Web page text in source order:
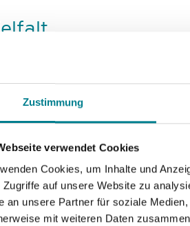
Zustimmung
verwendet Cookies
Cookies, um Inhalte und
Zugriffe auf unsere Website zu
an unsere Partner für soziale
mit weiteren Daten
Bitte